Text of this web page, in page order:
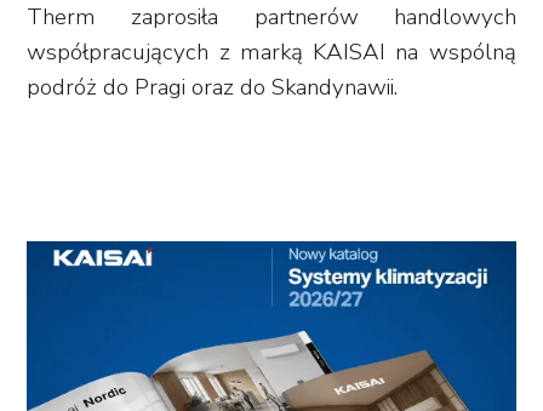
Therm zaprosiła partnerów handlowych
współpracujących z marką KAISAI na wspólną
podróż do Pragi oraz do Skandynawii.